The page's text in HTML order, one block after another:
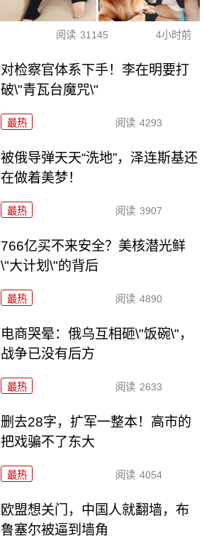
阅读 31145 4小时前
对检察官体系下手！李在明要打
破\"青瓦台魔咒\"
最热 阅读 4293
被俄导弹天天“洗地”，泽连斯基还
在做着美梦！
最热 阅读 3907
766亿买不来安全？美核潜光鲜
\"大计划\"的背后
最热 阅读 4890
电商哭晕：俄乌互相砸\"饭碗\"，
战争已没有后方
最热 阅读 2633
删去28字，扩军一整本！高市的
把戏骗不了东大
最热 阅读 4054
欧盟想关门，中国人就翻墙，布
鲁塞尔被逼到墙角